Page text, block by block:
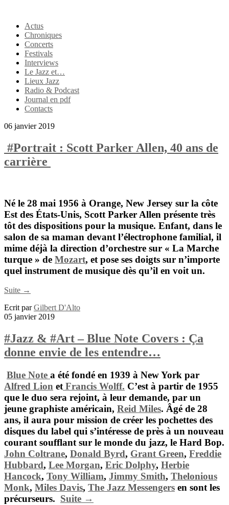
Actus
Chroniques
Concerts
Festivals
Interviews
Le Jazz et…
Lieux Jazz
Radio & Podcast
Journal en pdf
Contacts
06 janvier 2019
#Portrait : Scott Parker Allen, 40 ans de
carrière
Né le 28 mai 1956 à Orange, New Jersey sur la côte
Est des États-Unis, Scott Parker Allen présente très
tôt des dispositions pour la musique. Enfant, dans le
salon de sa maman devant l’électrophone familial, il
mime déjà la direction d’orchestre sur « La Marche
turque » de Mozart, et pose ses doigts sur n’importe
quel instrument de musique dès qu’il en voit un.
Suite →
Ecrit parGilbert D'Alto
05 janvier 2019
#Jazz & #Art – Blue Note Covers : Ça
donne envie de les entendre…
Blue Note a été fondé en 1939 à New York par
Alfred Lion et Francis Wolff. C’est à partir de 1955
que le duo sera rejoint, à leur demande, par un
jeune graphiste américain, Reid Miles. Âgé de 28
ans, il aura pour mission de créer les pochettes des
disques du label qui s’intéresse de près à un nouveau
courant soufflant sur le monde du jazz, le Hard Bop.
John Coltrane, Donald Byrd, Grant Green, Freddie
Hubbard, Lee Morgan, Eric Dolphy, Herbie
Hancock, Tony William, Jimmy Smith, Thelonious
Monk, Miles Davis, The Jazz Messengers en sont les
précurseurs. Suite →